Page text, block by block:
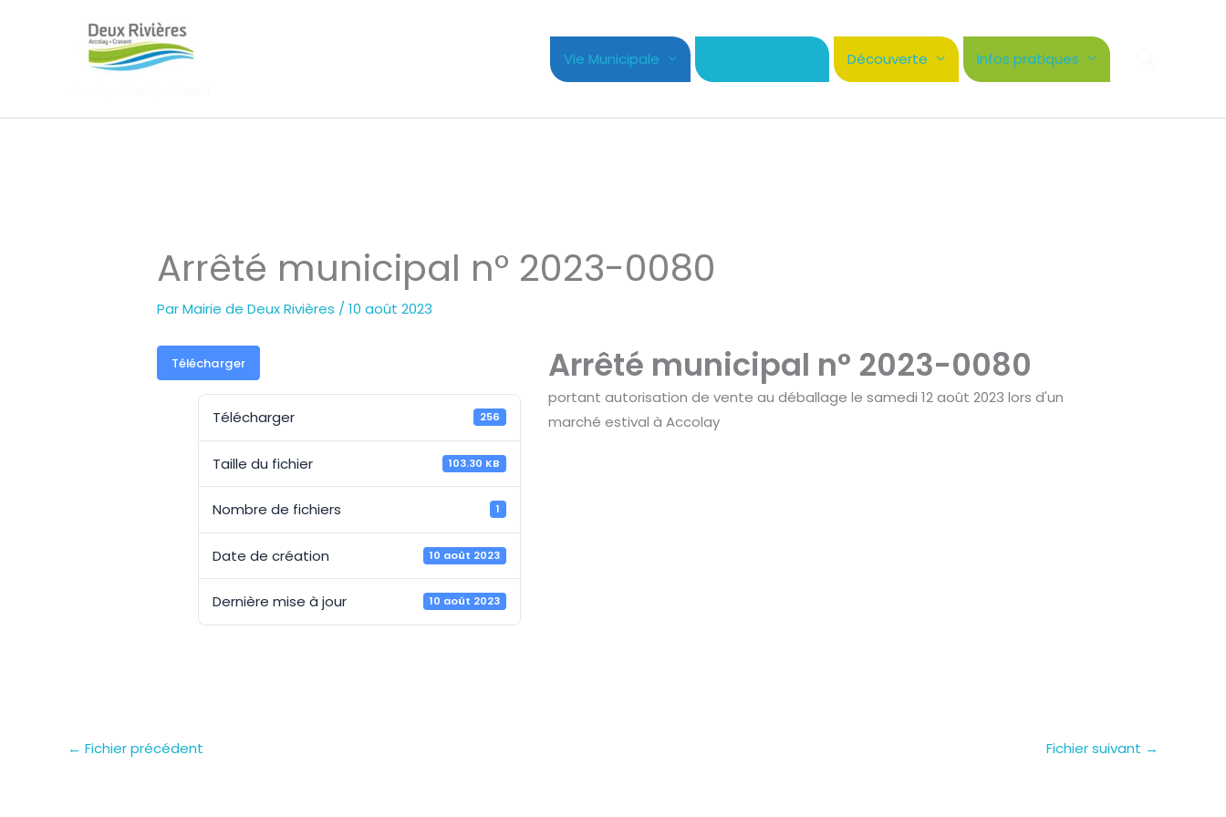
Vie Municipale Découverte Infos pratiques
Arrêté municipal n° 2023-0080
ParMairie de Deux Rivières /10 août 2023
Télécharger
Télécharger 256
Taille du fichier 103.30 KB
Nombre de fichiers 1
Date de création 10 août 2023
Dernière mise à jour 10 août 2023
Arrêté municipal n° 2023-0080
portant autorisation de vente au déballage le samedi 12 août 2023 lors d'un
marché estival à Accolay
← Fichier précédent Fichier suivant →